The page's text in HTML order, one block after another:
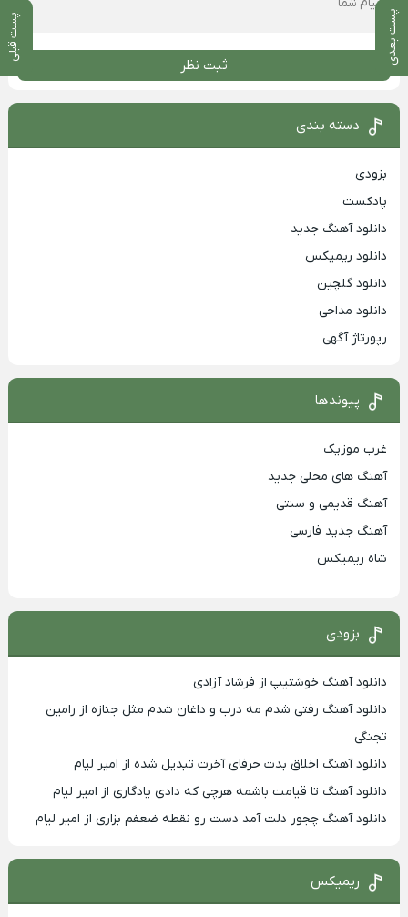
پست بعدی پست قبلی
ثبت نظر
دسته بندی
بزودی
پادکست
دانلود آهنگ جدید
دانلود ریمیکس
دانلود گلچین
دانلود مداحی
رپورتاژ آگهی
پیوندها
غرب موزیک
آهنگ های محلی جدید
آهنگ قدیمی و سنتی
آهنگ جدید فارسی
شاه ریمیکس
بزودی
دانلود آهنگ خوشتیپ از فرشاد آزادی
دانلود آهنگ رفتی شدم مه درب و داغان شدم مثل جنازه از رامین
تجنگی
دانلود آهنگ اخلاق بدت حرفای آخرت تبدیل شده از امیر لیام
دانلود آهنگ تا قیامت باشمه هرچی که دادی یادگاری از امیر لیام
دانلود آهنگ چجور دلت آمد دست رو نقطه ضعفم بزاری از امیر لیام
ریمیکس